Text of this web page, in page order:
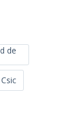
de
Csic